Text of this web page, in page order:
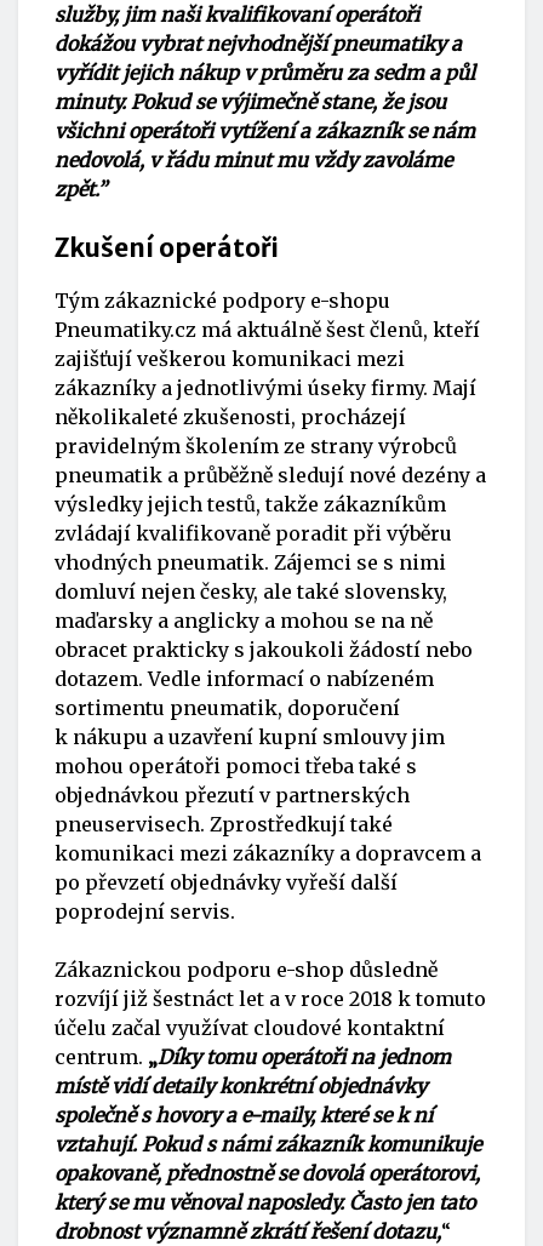
služby, jim naši kvalifikovaní operátoři
dokážou vybrat nejvhodnější pneumatiky a
vyřídit jejich nákup v průměru za sedm a půl
minuty. Pokud se výjimečně stane, že jsou
všichni operátoři vytížení a zákazník se nám
nedovolá, v řádu minut mu vždy zavoláme
zpět.”
Zkušení operátoři
Tým zákaznické podpory e-shopu
Pneumatiky.cz má aktuálně šest členů, kteří
zajišťují veškerou komunikaci mezi
zákazníky a jednotlivými úseky firmy. Mají
několikaleté zkušenosti, procházejí
pravidelným školením ze strany výrobců
pneumatik a průběžně sledují nové dezény a
výsledky jejich testů, takže zákazníkům
zvládají kvalifikovaně poradit při výběru
vhodných pneumatik. Zájemci se s nimi
domluví nejen česky, ale také slovensky,
maďarsky a anglicky a mohou se na ně
obracet prakticky s jakoukoli žádostí nebo
dotazem. Vedle informací o nabízeném
sortimentu pneumatik, doporučení
k nákupu a uzavření kupní smlouvy jim
mohou operátoři pomoci třeba také s
objednávkou přezutí v partnerských
pneuservisech. Zprostředkují také
komunikaci mezi zákazníky a dopravcem a
po převzetí objednávky vyřeší další
poprodejní servis.
Zákaznickou podporu e-shop důsledně
rozvíjí již šestnáct let a v roce 2018 k tomuto
účelu začal využívat cloudové kontaktní
centrum. „Díky tomu operátoři na jednom
místě vidí detaily konkrétní objednávky
společně s hovory a e-maily, které se k ní
vztahují. Pokud s námi zákazník komunikuje
opakovaně, přednostně se dovolá operátorovi,
který se mu věnoval naposledy. Často jen tato
drobnost významně zkrátí řešení dotazu,“